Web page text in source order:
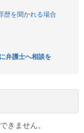
歴を聞かれる場合
弁護士へ相談を
きません。